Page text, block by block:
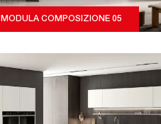
MODULA COMPOSIZIONE 05